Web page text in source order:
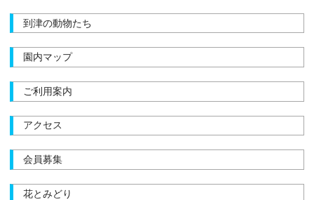
到津の動物たち
園内マップ
ご利用案内
アクセス
会員募集
花とみどり